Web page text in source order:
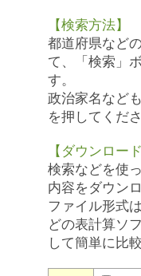
【検索方法】
都道府県など
て、「検索」
す。
政治家名など
を押してくださ
【ダウンロード
検索などを使
内容をダウン
ファイル形式
どの表計算ソ
して簡単に比